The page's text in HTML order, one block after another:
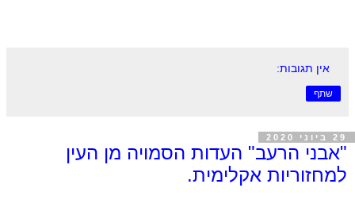
אין תגובות:
שתף
29 ביוני 2020
"אבני הרעב" העדות הסמויה מן העין
למחזוריות אקלימית.